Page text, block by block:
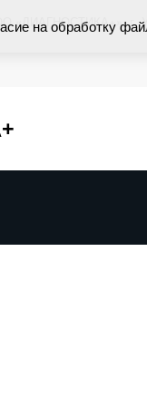
«ДИАГНОСТИКА+»,г.
на обработку